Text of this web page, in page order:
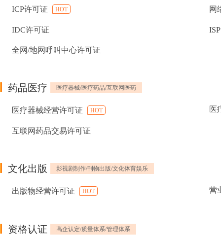
ICP许可证 HOT 网
IDC许可证
全网/地网呼叫中心许可证
药品医疗 医疗器械/医疗药品/互联网医药
医疗器械经营许可证 HOT 医
互联网药品交易许可证
文化出版 影视剧制作/刊物出版/文化体育娱乐
出版物经营许可证 HOT 营
资格认证 高企认定/质量体系/管理体系